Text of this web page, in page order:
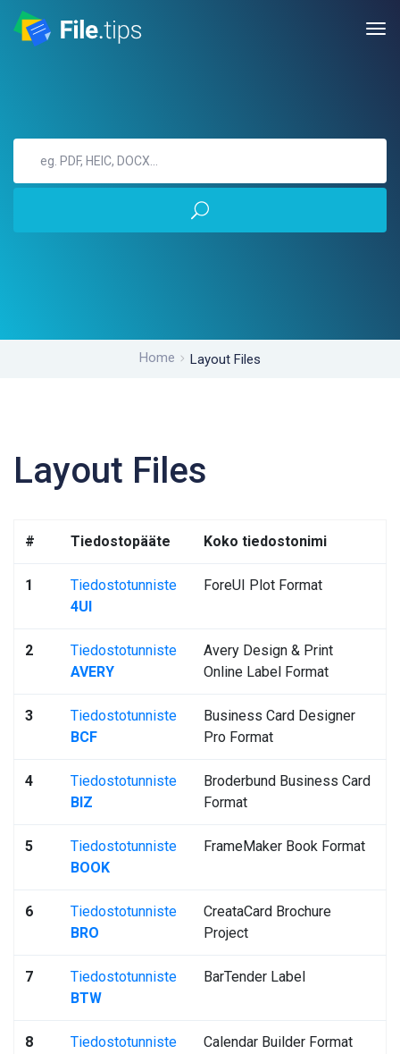
Home Layout Files
Layout Files
# Tiedostopääte Koko tiedostonimi
1
Tiedostotunniste
4UI
ForeUI Plot Format
2
Tiedostotunniste
AVERY
Avery Design & Print
Online Label Format
3
Tiedostotunniste
BCF
Business Card Designer
Pro Format
4
Tiedostotunniste
BIZ
Broderbund Business Card
Format
5
Tiedostotunniste
BOOK
FrameMaker Book Format
6
Tiedostotunniste
BRO
CreataCard Brochure
Project
7
Tiedostotunniste
BTW
BarTender Label
8
Tiedostotunniste
Calendar Builder Format